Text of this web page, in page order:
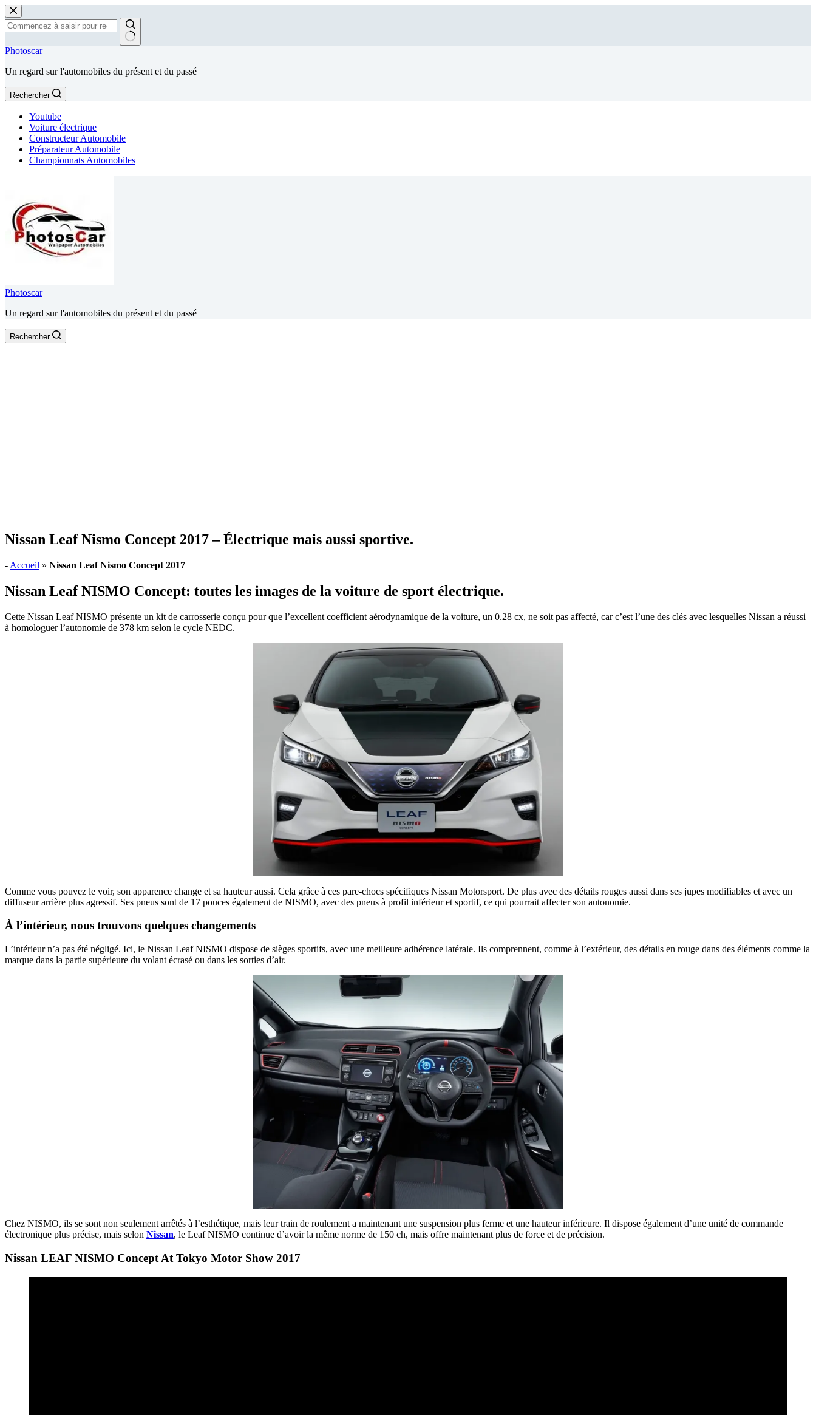
Passer
au
contenu
Aucun
Photoscar
Un regard sur l'automobiles du présent et du passé
Rechercher
Youtube
Voiture électrique
Constructeur Automobile
Préparateur Automobile
Championnats Automobiles
Photoscar
Un regard sur l'automobiles du présent et du passé
Rechercher
Nissan Leaf Nismo Concept 2017 – Électrique mais aussi sportive.
- Accueil » Nissan Leaf Nismo Concept 2017
Nissan Leaf NISMO Concept: toutes les images de la voiture de sport électrique.
Cette Nissan Leaf NISMO présente un kit de carrosserie conçu pour que l’excellent coefficient aérodynamique de la voiture, un 0.28 cx, ne soit pas affecté, car c’est l’une des clés avec lesquelles Nissan a réussi
à homologuer l’autonomie de 378 km selon le cycle NEDC.
Comme vous pouvez le voir, son apparence change et sa hauteur aussi. Cela grâce à ces pare-chocs spécifiques Nissan Motorsport. De plus avec des détails rouges aussi dans ses jupes modifiables et avec un
diffuseur arrière plus agressif. Ses pneus sont de 17 pouces également de NISMO, avec des pneus à profil inférieur et sportif, ce qui pourrait affecter son autonomie.
À l’intérieur, nous trouvons quelques changements
L’intérieur n’a pas été négligé. Ici, le Nissan Leaf NISMO dispose de sièges sportifs, avec une meilleure adhérence latérale. Ils comprennent, comme à l’extérieur, des détails en rouge dans des éléments comme la
marque dans la partie supérieure du volant écrasé ou dans les sorties d’air.
Chez NISMO, ils se sont non seulement arrêtés à l’esthétique, mais leur train de roulement a maintenant une suspension plus ferme et une hauteur inférieure. Il dispose également d’une unité de commande
électronique plus précise, mais selon Nissan, le Leaf NISMO continue d’avoir la même norme de 150 ch, mais offre maintenant plus de force et de précision.
Nissan LEAF NISMO Concept At Tokyo Motor Show 2017